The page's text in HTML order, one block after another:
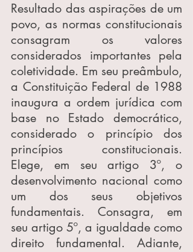
Resultado das aspirações de um
povo, as normas constitucionais
consagram os valores
considerados importantes pela
coletividade. Em seu preâmbulo,
a Constituição Federal de 1988
inaugura a ordem jurídica com
base no Estado democrático,
considerado o princípio dos
princípios constitucionais.
Elege, em seu artigo 3º, o
desenvolvimento nacional como
um dos seus objetivos
fundamentais. Consagra, em
seu artigo 5º, a igualdade como
direito fundamental. Adiante,